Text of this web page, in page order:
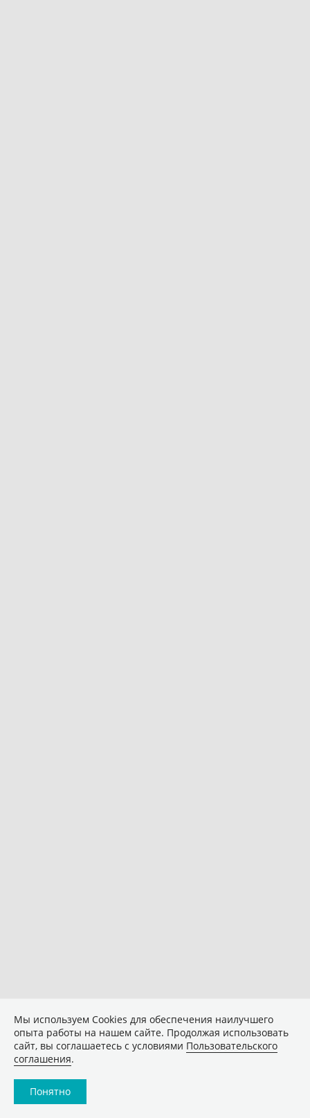
Мы используем Сookies для обеспечения наилучшего
опыта работы на нашем сайте. Продолжая использовать
сайт, вы соглашаетесь с условиями Пользовательского
соглашения.
Понятно